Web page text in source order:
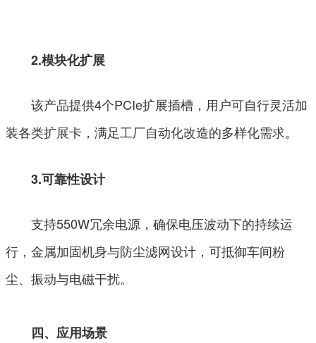
2.模块化扩展
该产品提供4个PCIe扩展插槽，用户可自行灵活加
装各类扩展卡，满足工厂自动化改造的多样化需求。
3.可靠性设计
支持550W冗余电源，确保电压波动下的持续运
行，金属加固机身与防尘滤网设计，可抵御车间粉
尘、振动与电磁干扰。
四、应用场景